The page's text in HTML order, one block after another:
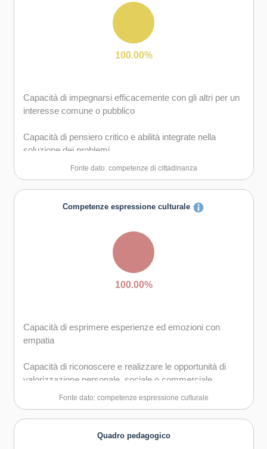
Capacità di gestire l'incertezza, l'ambiguità e il rischio
Capacità di lavorare sia in modalità collaborativa in
Capacità di motivare gli altri e valorizzare le loro idee, di
Capacità di possedere spirito di iniziativa e
Capacità di trasformare le idee in azioni
Creatività e immaginazione
100.00%
Capacità di impegnarsi efficacemente con gli altri per un
interesse comune o pubblico
Capacità di pensiero critico e abilità integrate nella
soluzione dei problemi
Fonte dato: competenze di cittadinanza
Competenze espressione culturale
100.00%
Capacità di esprimere esperienze ed emozioni con
empatia
Capacità di riconoscere e realizzare le opportunità di
valorizzazione personale, sociale o commerciale
mediante le arti e le altre forme culturali
Capacità di impegnarsi in processi creativi sia
individualmente che collettivamente
Fonte dato: competenze espressione culturale
Quadro pedagogico